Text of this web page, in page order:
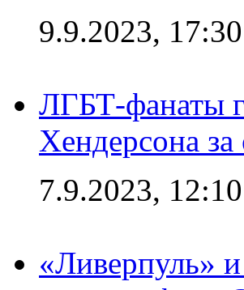
9.9.2023, 17:30
ЛГБТ-фанаты
Хендерсона
7.9.2023, 12:10
«Ливерпуль»